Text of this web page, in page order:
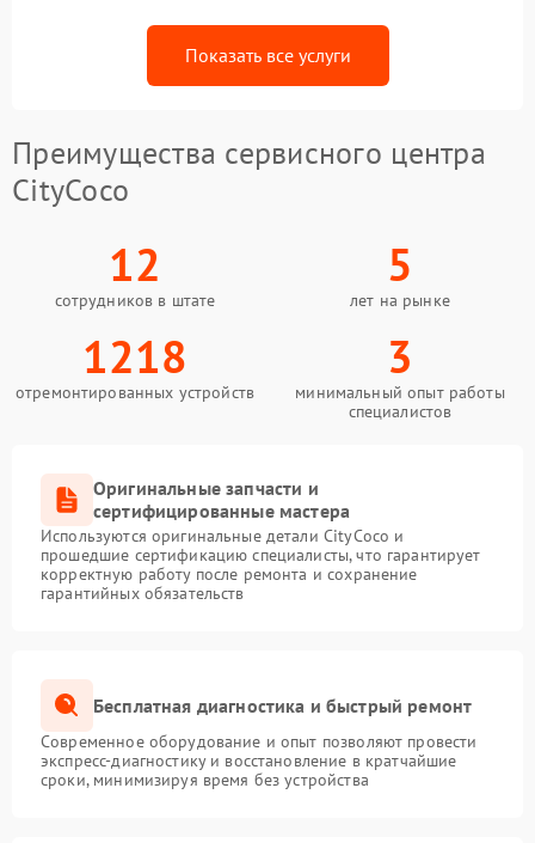
Показать все услуги
Преимущества сервисного центра
CityCoco
12
сотрудников в штате
5
лет на рынке
1218
отремонтированных устройств
3
минимальный опыт работы
специалистов
Оригинальные запчасти и
сертифицированные мастера
Используются оригинальные детали CityCoco и
прошедшие сертификацию специалисты, что гарантирует
корректную работу после ремонта и сохранение
гарантийных обязательств
Бесплатная диагностика и быстрый ремонт
Современное оборудование и опыт позволяют провести
экспресс-диагностику и восстановление в кратчайшие
сроки, минимизируя время без устройства